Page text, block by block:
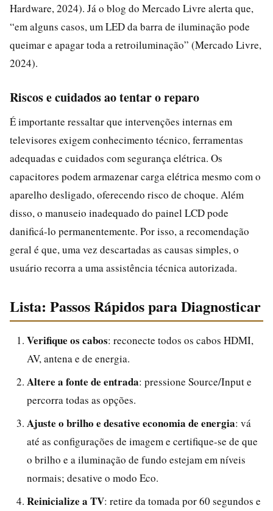
Hardware, 2024). Já o blog do Mercado Livre alerta que,
“em alguns casos, um LED da barra de iluminação pode
queimar e apagar toda a retroiluminação” (Mercado Livre,
2024).
Riscos e cuidados ao tentar o reparo
É importante ressaltar que intervenções internas em
televisores exigem conhecimento técnico, ferramentas
adequadas e cuidados com segurança elétrica. Os
capacitores podem armazenar carga elétrica mesmo com o
aparelho desligado, oferecendo risco de choque. Além
disso, o manuseio inadequado do painel LCD pode
danificá-lo permanentemente. Por isso, a recomendação
geral é que, uma vez descartadas as causas simples, o
usuário recorra a uma assistência técnica autorizada.
Lista: Passos Rápidos para Diagnosticar
Verifique os cabos: reconecte todos os cabos HDMI,
AV, antena e de energia.
Altere a fonte de entrada: pressione Source/Input e
percorra todas as opções.
Ajuste o brilho e desative economia de energia: vá
até as configurações de imagem e certifique-se de que
o brilho e a iluminação de fundo estejam em níveis
normais; desative o modo Eco.
Reinicialize a TV: retire da tomada por 60 segundos e